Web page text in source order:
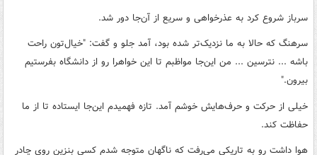
سرباز شروع کرد به عذرخواهی و سریع از آن‌جا دور شد.
سرهنگ که حالا به ما نزدیک‌تر شده بود، آمد جلو و گفت: "خیال‌تون راحت
باشه ... نترسین ... من این‌جا مواظبم تا این خواهرا رو از دانشگاه بفرستیم
بیرون."
خیلی از حرکت و حرف‌هایش خوشم آمد. تازه فهمیدم این‌جا ایستاده تا از ما
حفاظت کند.
هوا داشت رو به تاریکی می‌رفت که ناگهان متوجه شدم کسی بنزین روی چادر